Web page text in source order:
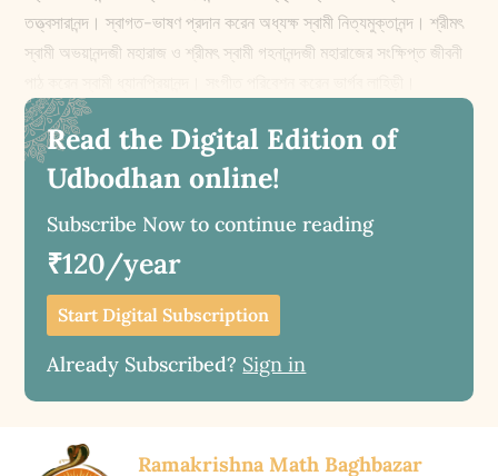
তত্ত্বসারানন্দ। স্বাগত-ভাষণ প্রদান করেন অধ্যক্ষ স্বামী নিত্যমুক্তানন্দ। শ্রীমৎ
স্বামী অভয়ানন্দজী মহারাজ ও শ্রীমৎ স্বামী গহনানন্দজী মহারাজের সং‌ক্ষিপ্ত জীবনী
Read the Digital Edition of
Udbodhan online!
Subscribe Now to continue reading
₹120/year
Start Digital Subscription
Already Subscribed? Sign in
Ramakrishna Math Baghbazar